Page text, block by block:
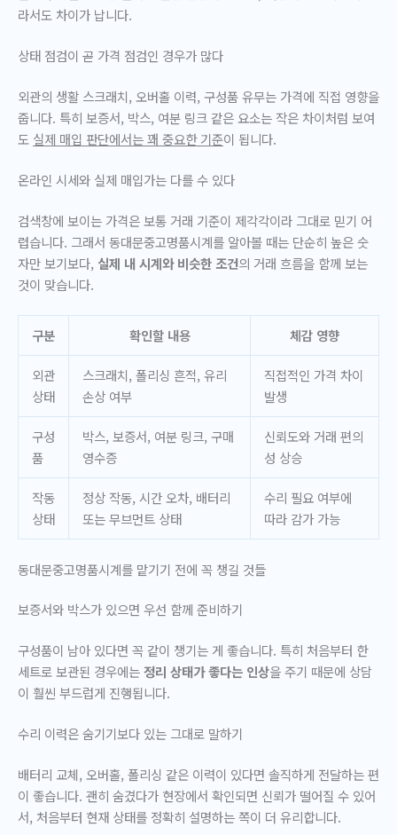
라서도 차이가 납니다.
상태 점검이 곧 가격 점검인 경우가 많다
외관의 생활 스크래치, 오버홀 이력, 구성품 유무는 가격에 직접 영향을
줍니다. 특히 보증서, 박스, 여분 링크 같은 요소는 작은 차이처럼 보여
도 실제 매입 판단에서는 꽤 중요한 기준이 됩니다.
온라인 시세와 실제 매입가는 다를 수 있다
검색창에 보이는 가격은 보통 거래 기준이 제각각이라 그대로 믿기 어
렵습니다. 그래서 동대문중고명품시계를 알아볼 때는 단순히 높은 숫
자만 보기보다, 실제 내 시계와 비슷한 조건의 거래 흐름을 함께 보는
것이 맞습니다.
구분 확인할 내용 체감 영향
외관
상태
스크래치, 폴리싱 흔적, 유리
손상 여부
직접적인 가격 차이
발생
구성
품
박스, 보증서, 여분 링크, 구매
영수증
신뢰도와 거래 편의
성 상승
작동
상태
정상 작동, 시간 오차, 배터리
또는 무브먼트 상태
수리 필요 여부에
따라 감가 가능
동대문중고명품시계를 맡기기 전에 꼭 챙길 것들
보증서와 박스가 있으면 우선 함께 준비하기
구성품이 남아 있다면 꼭 같이 챙기는 게 좋습니다. 특히 처음부터 한
세트로 보관된 경우에는정리 상태가 좋다는 인상을 주기 때문에 상담
이 훨씬 부드럽게 진행됩니다.
수리 이력은 숨기기보다 있는 그대로 말하기
배터리 교체, 오버홀, 폴리싱 같은 이력이 있다면 솔직하게 전달하는 편
이 좋습니다. 괜히 숨겼다가 현장에서 확인되면 신뢰가 떨어질 수 있어
서, 처음부터 현재 상태를 정확히 설명하는 쪽이 더 유리합니다.